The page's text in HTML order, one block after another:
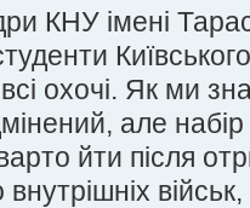
КНУ імені
охочі. Як ми
але набір
йти після
внутрішніх